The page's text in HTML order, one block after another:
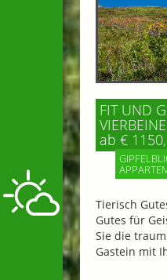
FIT UND
ab €
Tierisch
Gutes für
Sie die
Gastein mit